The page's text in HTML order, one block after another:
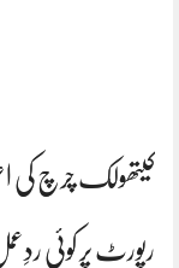
کیتھولک چرچ کی
رپورٹ پر کوئی